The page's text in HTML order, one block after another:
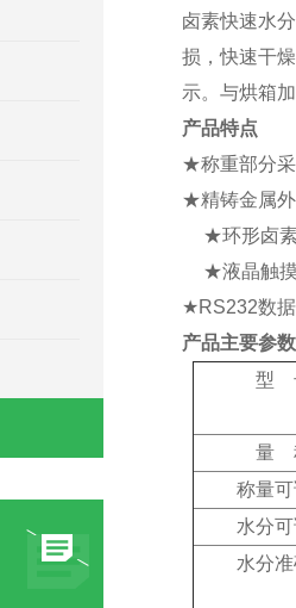
卤素快速水
损，快速干
示。与烘箱
产品特点
★称重部分采
★精铸金属外
★环形卤
★液晶触
★RS232数
产品主要参数
型
量
称量
水分
水分